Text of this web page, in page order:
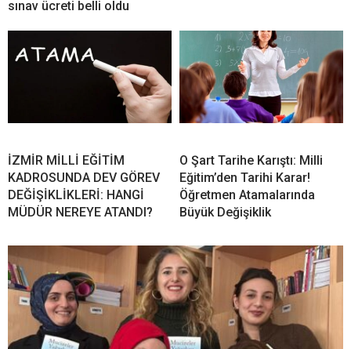
sınav ücreti belli oldu
İZMİR MİLLİ EĞİTİM
KADROSUNDA DEV GÖREV
DEĞİŞİKLİKLERİ: HANGİ
MÜDÜR NEREYE ATANDI?
O Şart Tarihe Karıştı: Milli
Eğitim’den Tarihi Karar!
Öğretmen Atamalarında
Büyük Değişiklik